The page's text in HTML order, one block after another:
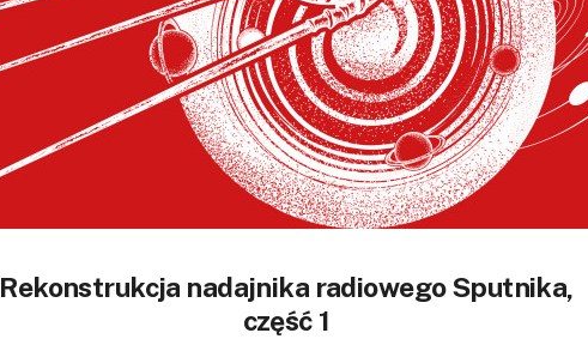
Rekonstrukcja nadajnika radiowego Sputnika,
część 1